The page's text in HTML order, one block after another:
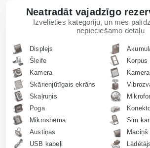
Neatradāt vajadzīgo
Izvēlieties kategoriju, un mēs
nepieciešamo detaļu
Displejs
Šleife
Korpus
Kamera
Skārienjūtīgais ekrāns
Skaļruņis
Poga
Mikroshēma
Sim
Austiņas
Maciņš
USB kabeļi